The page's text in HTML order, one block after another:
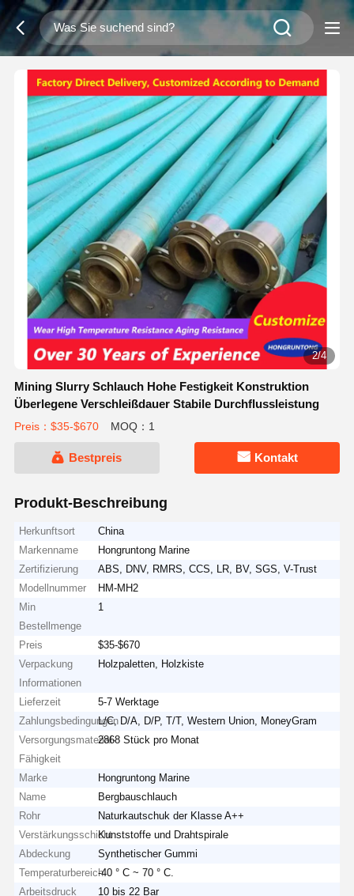
3/4
Mining Slurry Schlauch Hohe Festigkeit Konstruktion
Überlegene Verschleißdauer Stabile Durchflussleistung
Preis：$35-$670 MOQ：1
Bestpreis Kontakt
Produkt-Beschreibung
Herkunftsort
China
Markenname
Hongruntong Marine
Zertifizierung
ABS, DNV, RMRS, CCS, LR, BV, SGS, V-Trust
Modellnummer
HM-MH2
Min
Bestellmenge
1
Preis
$35-$670
Verpackung
Informationen
Holzpaletten, Holzkiste
Lieferzeit
5-7 Werktage
ZahlungsbedingungenL/C, D/A, D/P, T/T, Western Union, MoneyGram
Versorgungsmaterial-
Fähigkeit
2868 Stück pro Monat
Marke
Hongruntong Marine
Name
Bergbauschlauch
Rohr
Naturkautschuk der Klasse A++
VerstärkungsschichtKunststoffe und Drahtspirale
Abdeckung
Synthetischer Gummi
Temperaturbereich-40 ° C ~ 70 ° C.
Arbeitsdruck
10 bis 22 Bar